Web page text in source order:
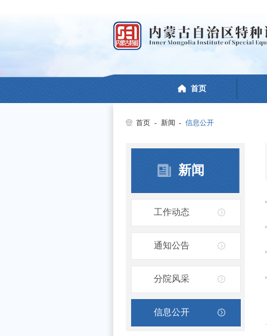
首页
首页 - 新闻 - 信息公开
新闻
工作动态
通知公告
分院风采
信息公开